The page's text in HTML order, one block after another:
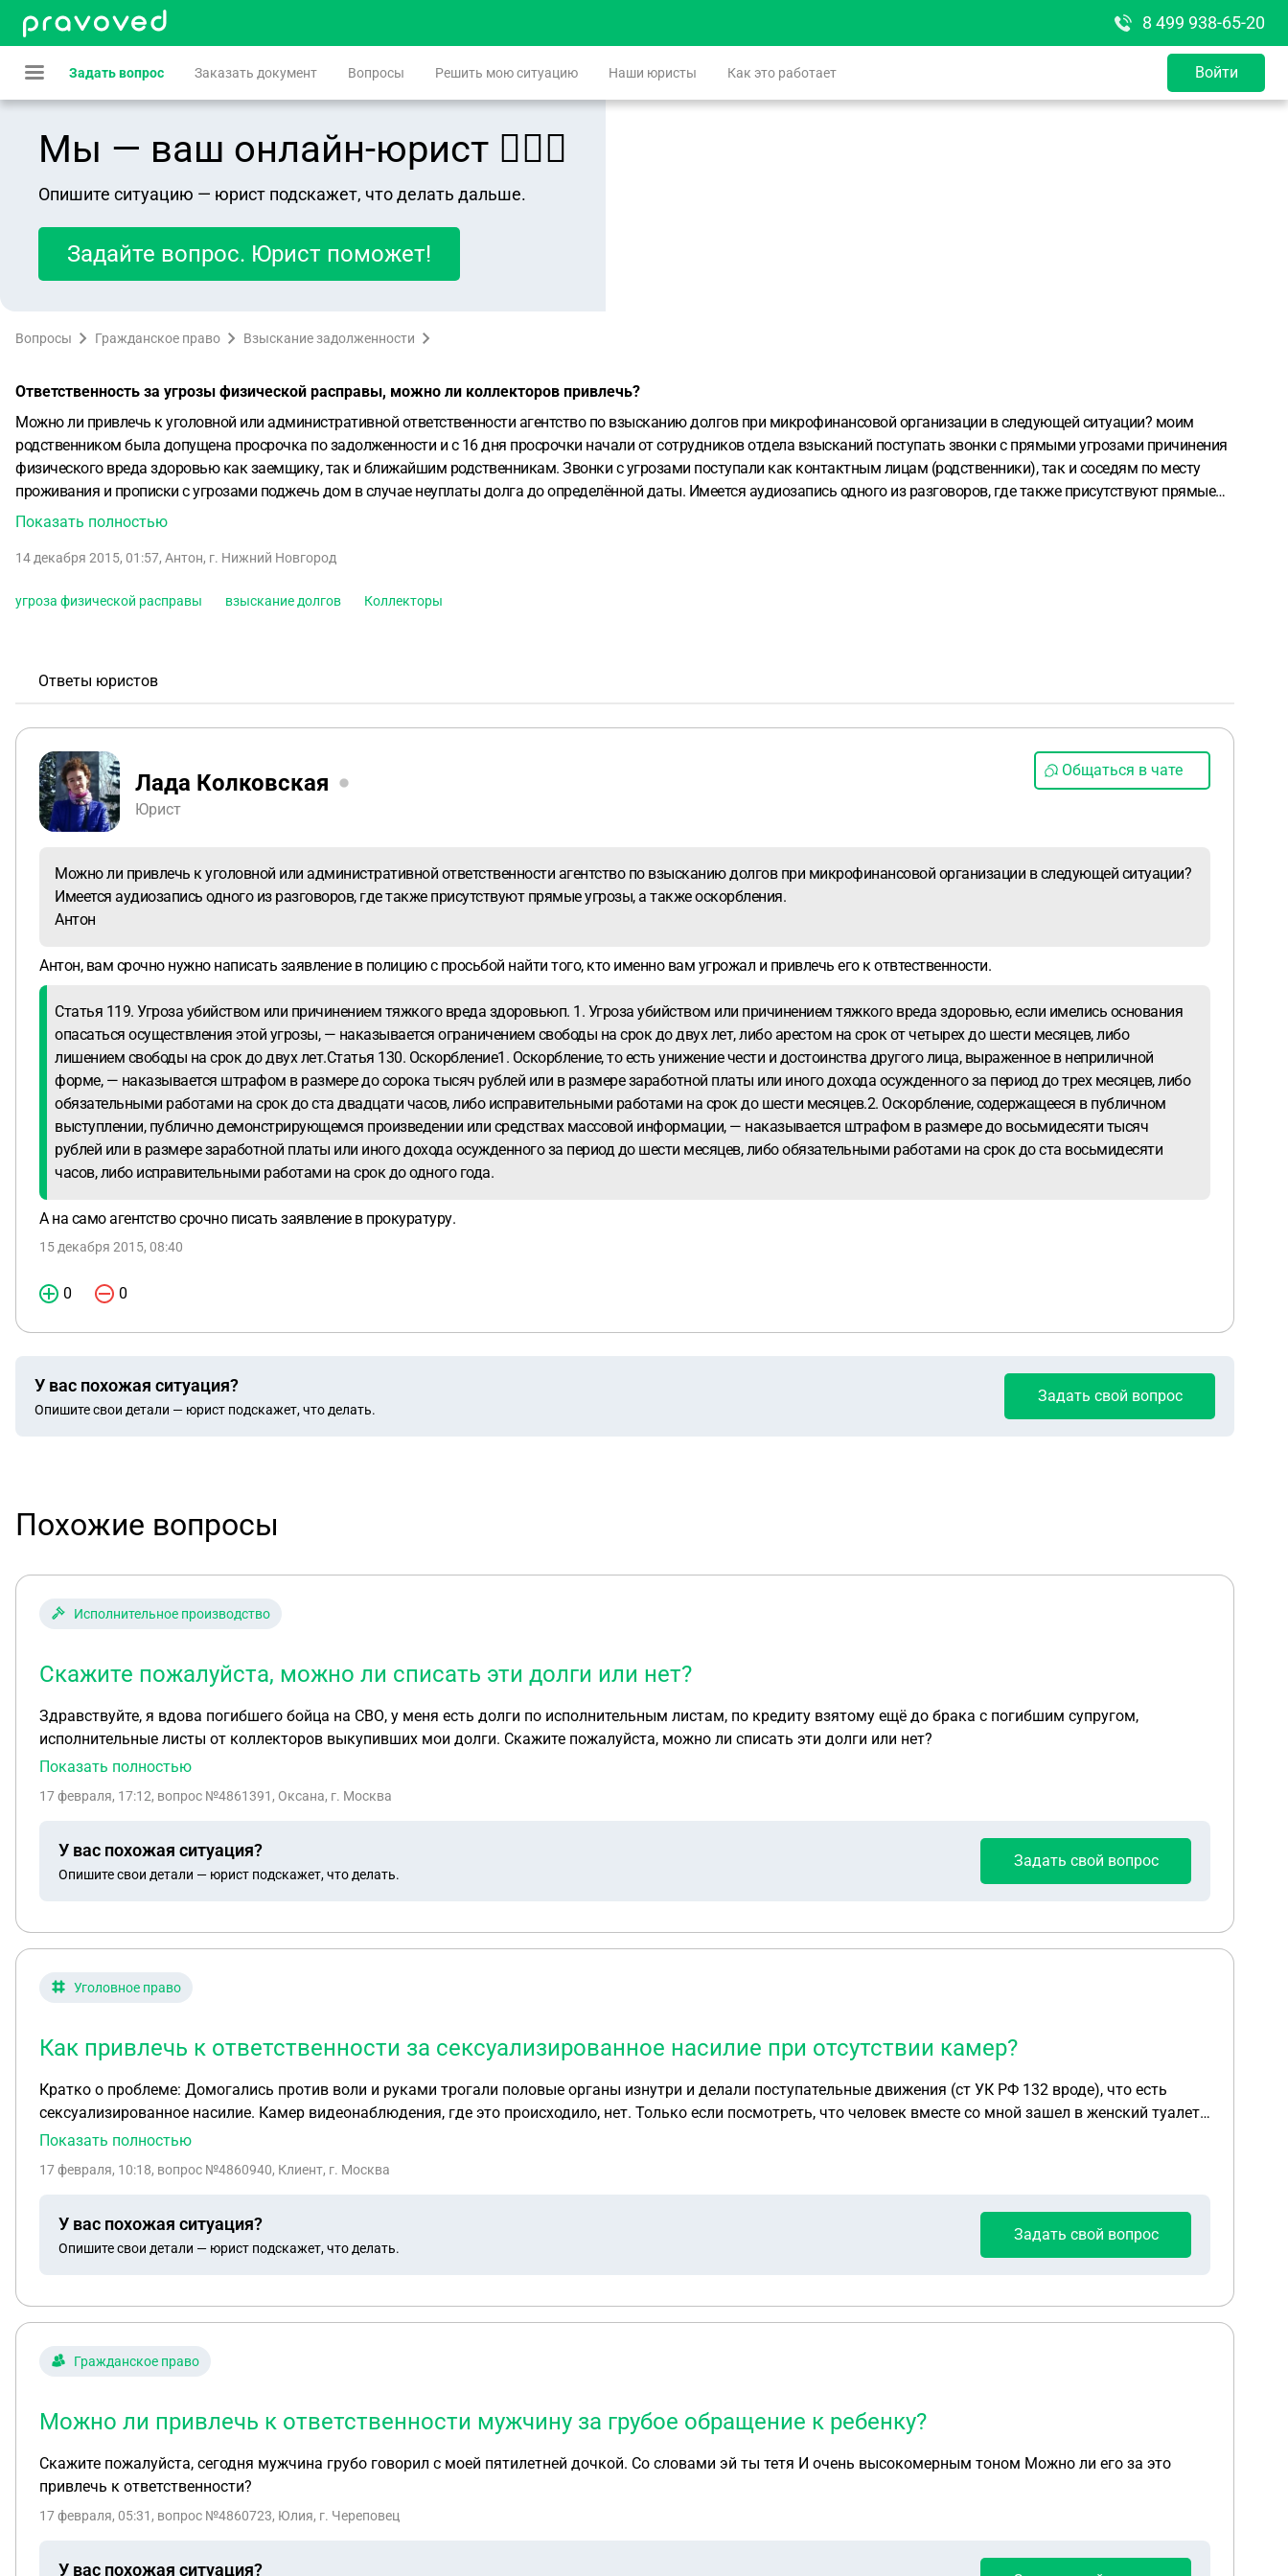
8 499 938-65-20
Задать вопрос Заказать документ Вопросы Решить мою ситуацию Наши юристы Как это работает Войти
Мы — ваш онлайн-юрист 👨🏻‍⚖️
Опишите ситуацию — юрист подскажет, что делать дальше.
Задайте вопрос. Юрист поможет!
Вопросы Гражданское право Взыскание задолженности
Ответственность за угрозы физической расправы, можно ли коллекторов привлечь?
Можно ли привлечь к уголовной или административной ответственности агентство по взысканию долгов при микрофинансовой организации в следующей ситуации? моим
родственником была допущена просрочка по задолженности и с 16 дня просрочки начали от сотрудников отдела взысканий поступать звонки с прямыми угрозами причинения
физического вреда здоровью как заемщику, так и ближайшим родственникам. Звонки с угрозами поступали как контактным лицам (родственники), так и соседям по месту
проживания и прописки с угрозами поджечь дом в случае неуплаты долга до определённой даты. Имеется аудиозапись одного из разговоров, где также присутствуют прямые
угрозы, а также оскорбления.
Показать полностью
14 декабря 2015, 01:57, Антон, г. Нижний Новгород
угроза физической расправы взыскание долгов Коллекторы
Ответы юристов
Лада Колковская
Юрист
Общаться в чате
Можно ли привлечь к уголовной или административной ответственности агентство по взысканию долгов при микрофинансовой организации в следующей ситуации?
Имеется аудиозапись одного из разговоров, где также присутствуют прямые угрозы, а также оскорбления.
Антон
Антон, вам срочно нужно написать заявление в полицию с просьбой найти того, кто именно вам угрожал и привлечь его к отвтественности.
Статья 119. Угроза убийством или причинением тяжкого вреда здоровьюп. 1. Угроза убийством или причинением тяжкого вреда здоровью, если имелись основания
опасаться осуществления этой угрозы, — наказывается ограничением свободы на срок до двух лет, либо арестом на срок от четырех до шести месяцев, либо
лишением свободы на срок до двух лет.Статья 130. Оскорбление1. Оскорбление, то есть унижение чести и достоинства другого лица, выраженное в неприличной
форме, — наказывается штрафом в размере до сорока тысяч рублей или в размере заработной платы или иного дохода осужденного за период до трех месяцев, либо
обязательными работами на срок до ста двадцати часов, либо исправительными работами на срок до шести месяцев.2. Оскорбление, содержащееся в публичном
выступлении, публично демонстрирующемся произведении или средствах массовой информации, — наказывается штрафом в размере до восьмидесяти тысяч
рублей или в размере заработной платы или иного дохода осужденного за период до шести месяцев, либо обязательными работами на срок до ста восьмидесяти
часов, либо исправительными работами на срок до одного года.
А на само агентство срочно писать заявление в прокуратуру.
15 декабря 2015, 08:40
0 0
У вас похожая ситуация?
Опишите свои детали — юрист подскажет, что делать.
Задать свой вопрос
Похожие вопросы
Исполнительное производство
Скажите пожалуйста, можно ли списать эти долги или нет?
Здравствуйте, я вдова погибшего бойца на СВО, у меня есть долги по исполнительным листам, по кредиту взятому ещё до брака с погибшим супругом,
исполнительные листы от коллекторов выкупивших мои долги. Скажите пожалуйста, можно ли списать эти долги или нет?
Показать полностью
17 февраля, 17:12, вопрос №4861391, Оксана, г. Москва
У вас похожая ситуация?
Опишите свои детали — юрист подскажет, что делать.
Задать свой вопрос
Уголовное право
Как привлечь к ответственности за сексуализированное насилие при отсутствии камер?
Кратко о проблеме: Домогались против воли и руками трогали половые органы изнутри и делали поступательные движения (ст УК РФ 132 вроде), что есть
сексуализированное насилие. Камер видеонаблюдения, где это происходило, нет. Только если посмотреть, что человек вместе со мной зашел в женский туалет.
Есть информация, где человек сначала подтверждает сделанное с моим активным согласием, потом все отрицает, а потом говорит, что я сама на него налезла.
Показать полностью
17 февраля, 10:18, вопрос №4860940, Клиент, г. Москва
У вас похожая ситуация?
Опишите свои детали — юрист подскажет, что делать.
Задать свой вопрос
Гражданское право
Можно ли привлечь к ответственности мужчину за грубое обращение к ребенку?
Скажите пожалуйста, сегодня мужчина грубо говорил с моей пятилетней дочкой. Со словами эй ты тетя И очень высокомерным тоном Можно ли его за это
привлечь к ответственности?
17 февраля, 05:31 , вопрос №4860723, Юлия, г. Череповец
У вас похожая ситуация?